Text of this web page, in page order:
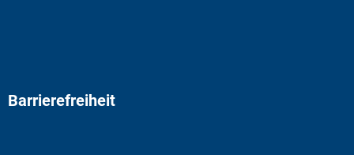
Barrierefreiheit